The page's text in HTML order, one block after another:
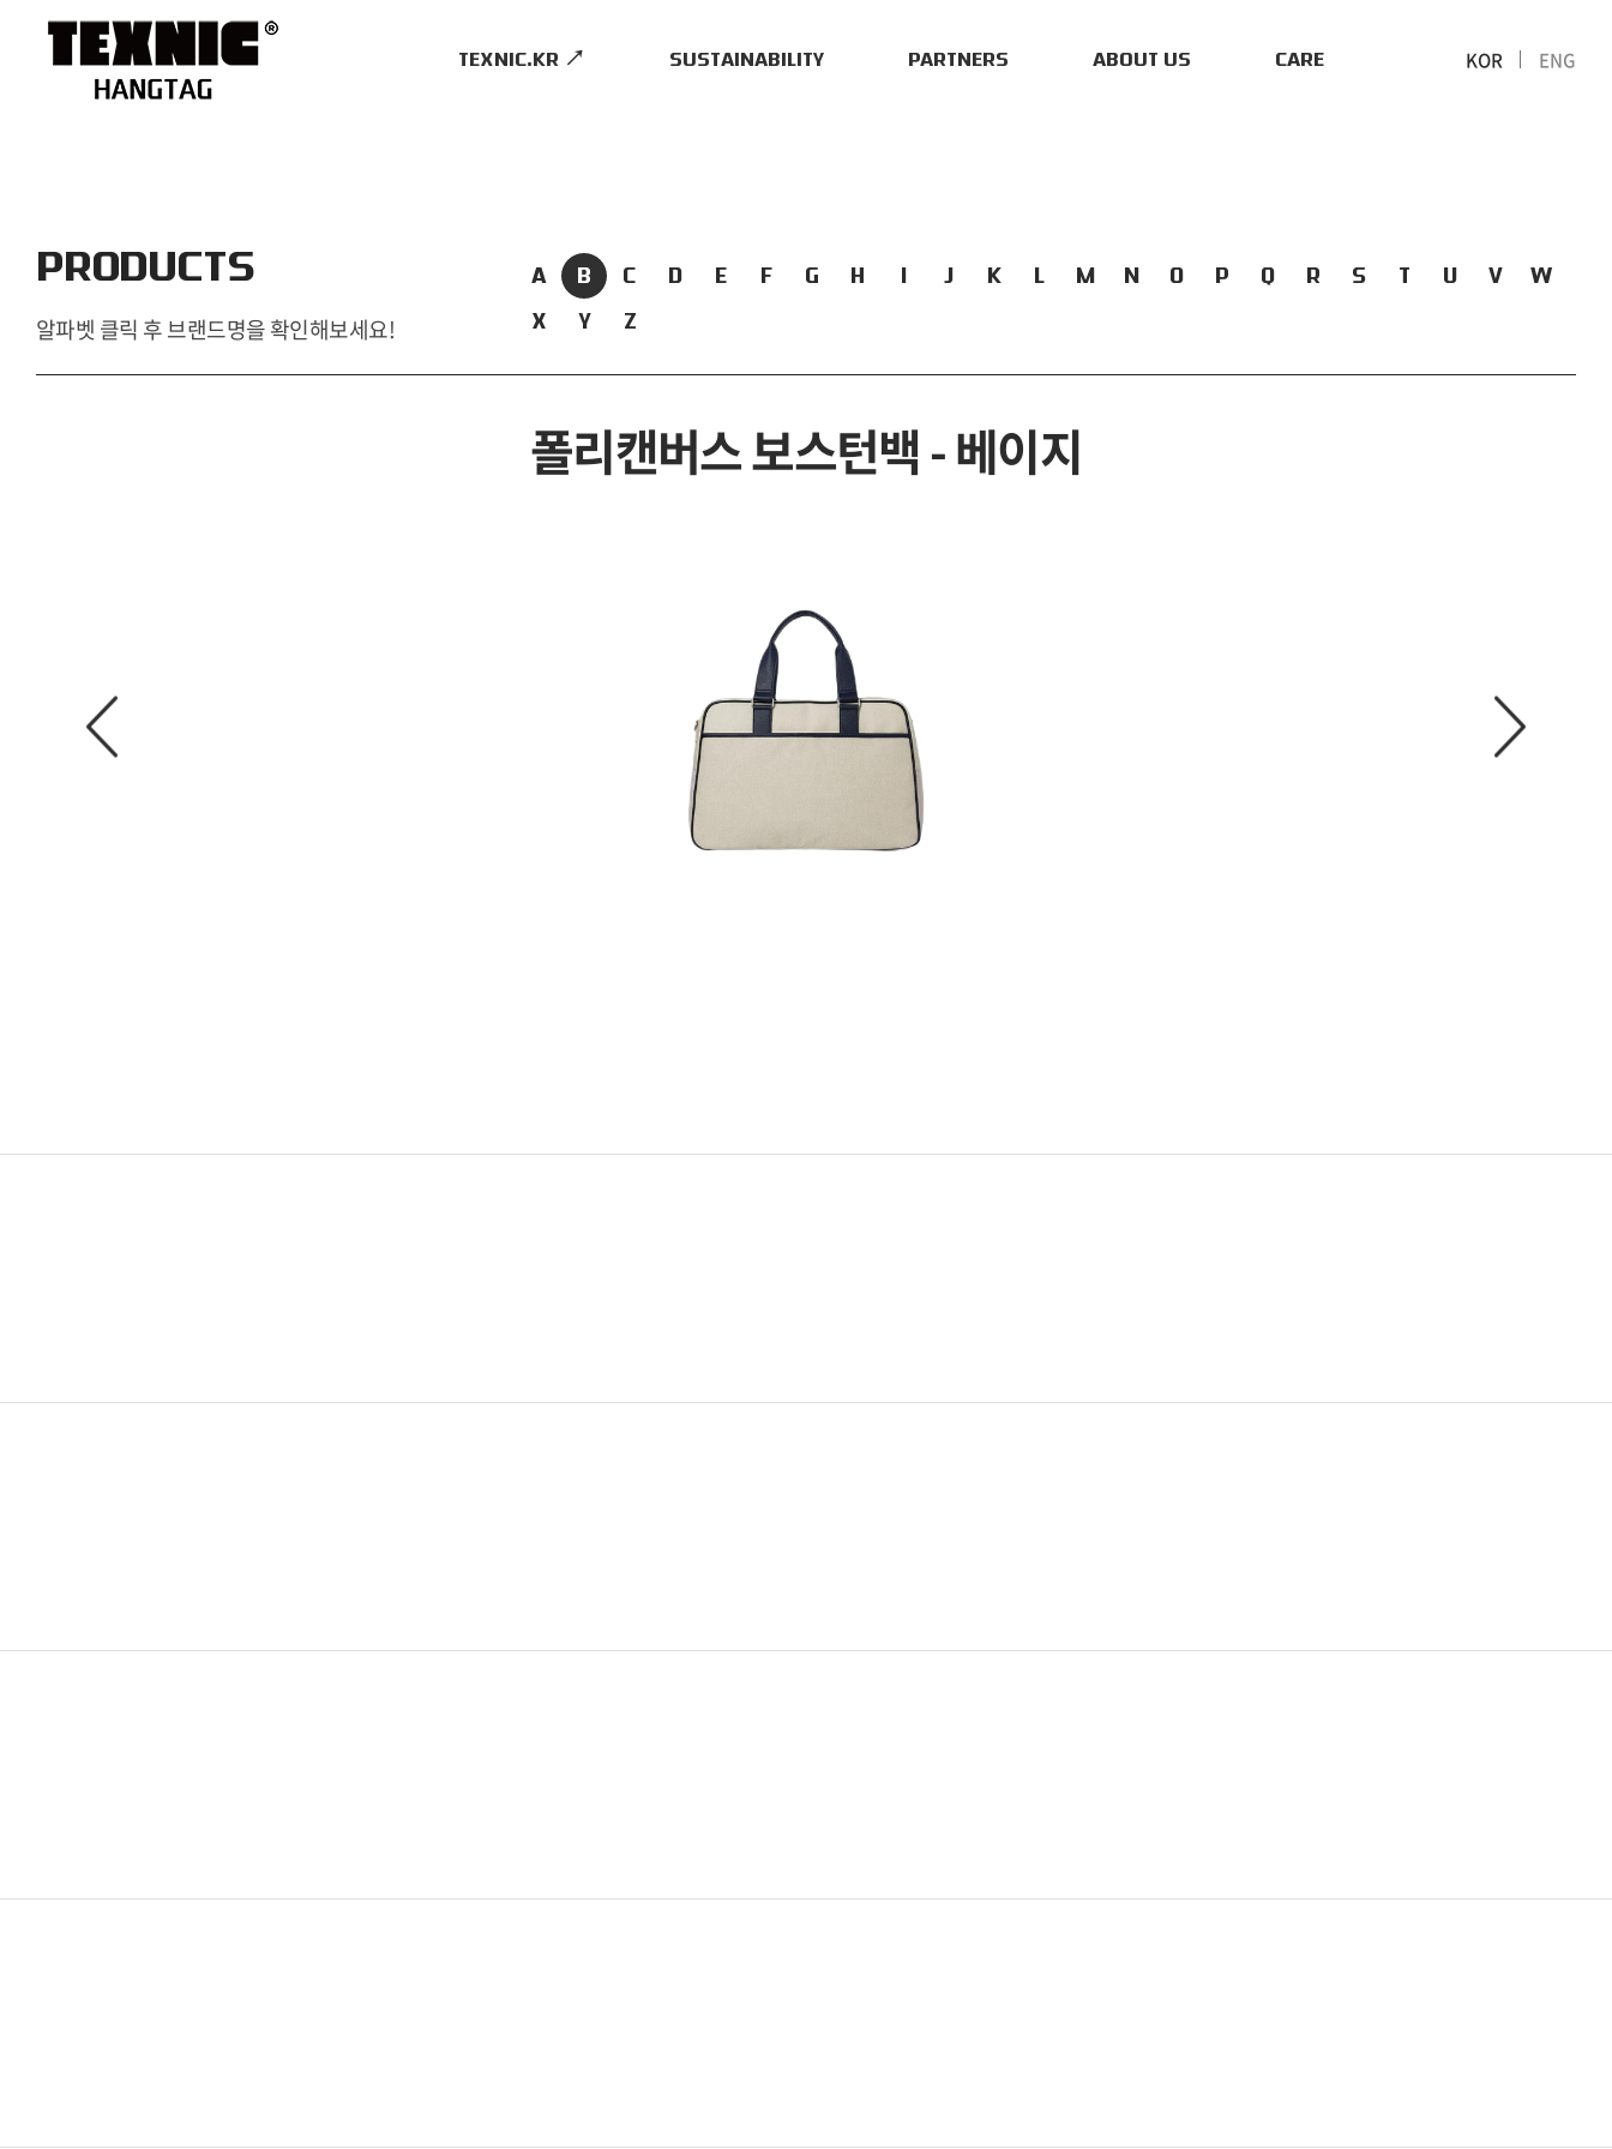
TEXNIC.KR ↗ SUSTAINABILITY PARTNERS ABOUT US CARE KOR ENG
PRODUCTS
알파벳 클릭 후 브랜드명을 확인해보세요!
A B C D E F G H J K L M N O P Q R S T U V
W
X
Y Z
폴리캔버스 보스턴백 - 베이지